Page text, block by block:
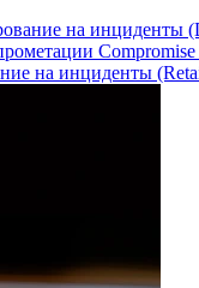
на инциденты
Compromise
на инциденты